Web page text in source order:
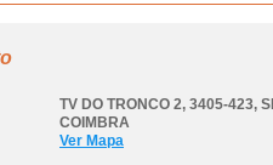
TV DO TRONCO 2, 3405-423,
COIMBRA
Ver Mapa